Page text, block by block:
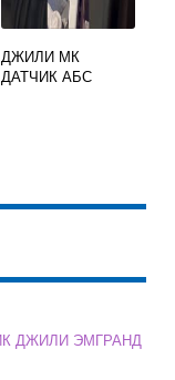
ДЖИЛИ МК
ДАТЧИК АБС
ДЖИЛИ ЭМГРАНД